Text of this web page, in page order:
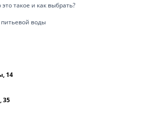
такое и как выбрать?
воды
14
35